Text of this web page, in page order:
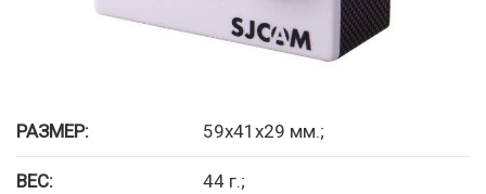
РАЗМЕР: 59x41x29 мм.;
ВЕС: 44 г.;